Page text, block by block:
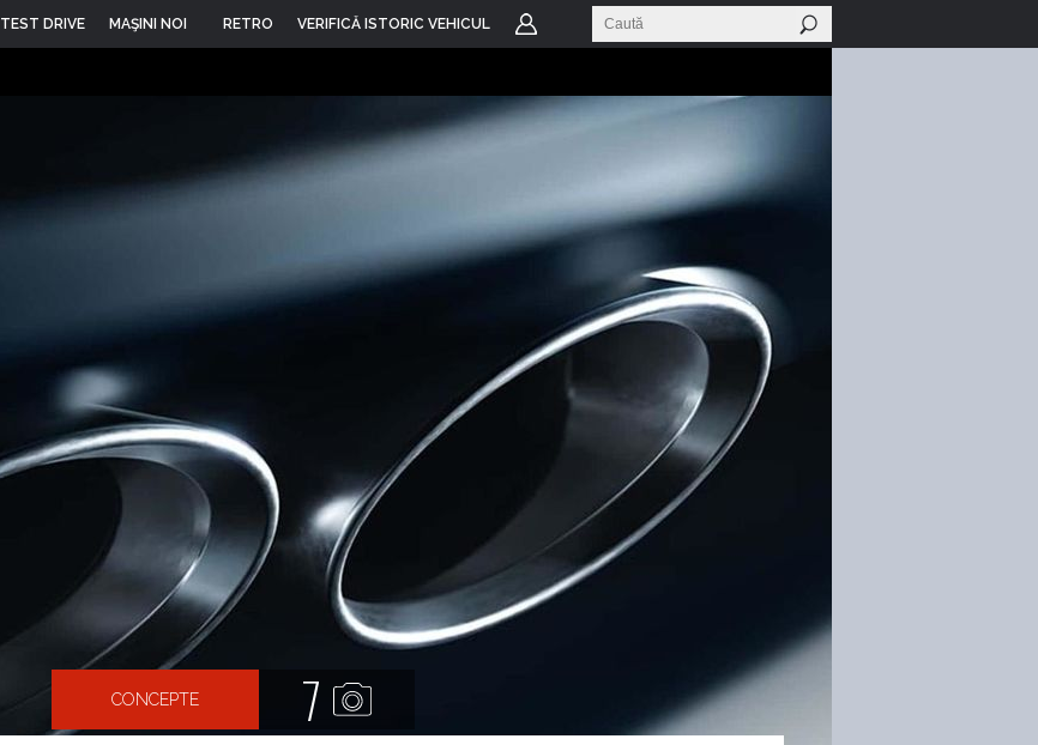
TEST DRIVE MAŞINI NOI RETRO VERIFICĂ ISTORIC VEHICUL
CONCEPTE 7